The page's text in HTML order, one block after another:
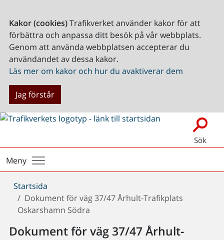
Kakor (cookies)Trafikverket använder kakor för att
förbättra och anpassa ditt besök på vår webbplats.
Genom att använda webbplatsen accepterar du
användandet av dessa kakor.
Läs mer om kakor och hur du avaktiverar dem
Jag förstår
Sök
Meny
Du
är
här:
Startsida
Dokument för väg 37/47 Århult-Trafikplats
Oskarshamn Södra
Dokument för väg 37/47 Århult-